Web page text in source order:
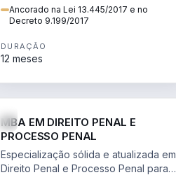
Ancorado na Lei 13.445/2017 e no
Decreto 9.199/2017
DURAÇÃO
12 meses
MBA EM DIREITO PENAL E
PROCESSO PENAL
Especialização sólida e atualizada em
Direito Penal e Processo Penal para a